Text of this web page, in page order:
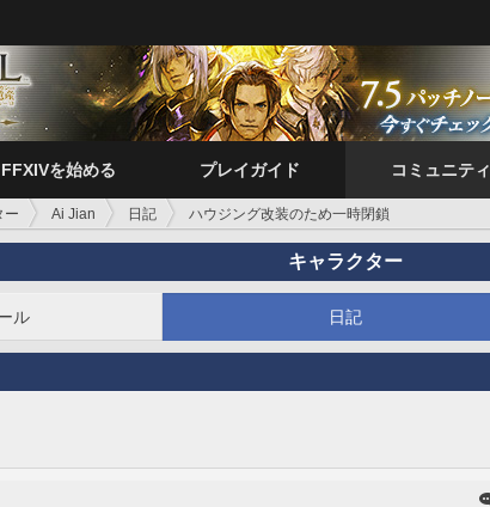
FFXIVを始める プレイガイド コミュニティ
ー Ai Jian 日記 ハウジング改装のため一時閉鎖
キャラクター
ル 日記